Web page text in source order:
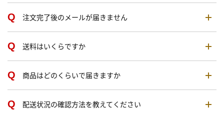
注文完了後のメールが届きません
送料はいくらですか
商品はどのくらいで届きますか
配送状況の確認方法を教えてください